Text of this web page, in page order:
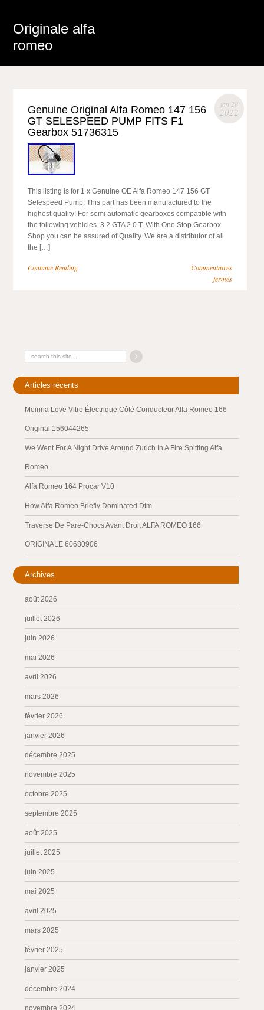
Originale alfa
romeo
jan 28
2022
Genuine Original Alfa Romeo 147 156
GT SELESPEED PUMP FITS F1
Gearbox 51736315
This listing is for 1 x Genuine OE Alfa Romeo 147 156 GT
Selespeed Pump. This part has been manufactured to the
highest quality! For semi automatic gearboxes compatible with
the following vehicles. 3.2 GTA 2.0 T. With One Stop Gearbox
Shop you can be assured of Quality. We are a distributor of all
the […]
Continue Reading
Commentaires
fermés
Articles récents
Moirina Leve Vitre Électrique Côté Conducteur Alfa Romeo 166
Original 156044265
We Went For A Night Drive Around Zurich In A Fire Spitting Alfa
Romeo
Alfa Romeo 164 Procar V10
How Alfa Romeo Briefly Dominated Dtm
Traverse De Pare-Chocs Avant Droit ALFA ROMEO 166
ORIGINALE 60680906
Archives
août 2026
juillet 2026
juin 2026
mai 2026
avril 2026
mars 2026
février 2026
janvier 2026
décembre 2025
novembre 2025
octobre 2025
septembre 2025
août 2025
juillet 2025
juin 2025
mai 2025
avril 2025
mars 2025
février 2025
janvier 2025
décembre 2024
novembre 2024